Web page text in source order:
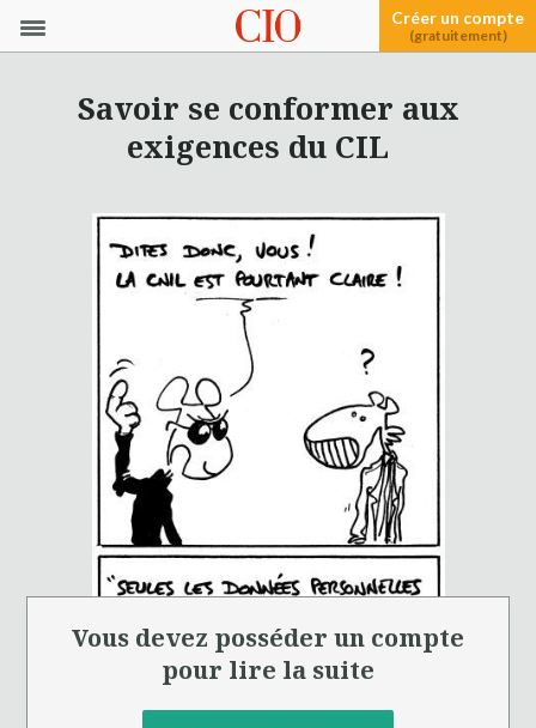
Créer un compte
(gratuitement)
Savoir se conformer aux
exigences du CIL
Vous devez posséder un compte
pour lire la suite